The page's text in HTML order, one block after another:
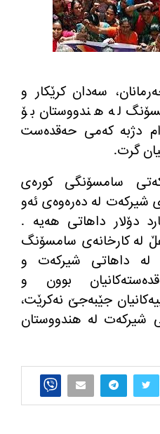
٢٠ی خه‌رمانان، سه‌دان کرێکار و
لە هندووستان بۆ
دژبه‌ كه‌می حه‌قده‌ست
گرت.
سامسۆنگی كوره‌ی
شیركه‌ت له‌ ده‌ره‌وه‌ی ئه‌و
و ساڵانه ١٢ ملیارد دۆلار داهاتی هه‌یه‌ .
شاغڵ له‌ كارخانه‌ی سامسۆنگ
له‌ داهاتی شیركه‌ت و
بوون و
جێبه‌جێ نه‌كرێت،
شیركه‌ت له‌ هندووستان